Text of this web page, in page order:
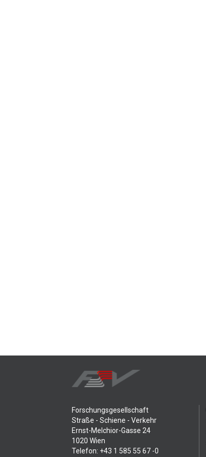
Forschungsgesellschaft
Straße - Schiene - Verkehr
Ernst-Melchior-Gasse 24
1020 Wien
Telefon: +43 1 585 55 67 -0